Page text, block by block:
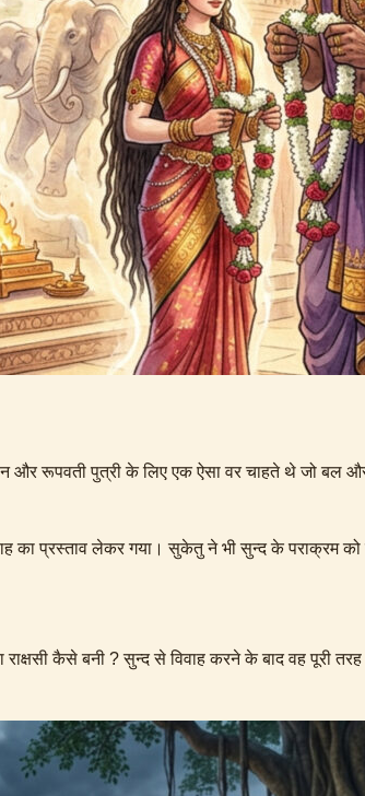
और रूपवती पुत्री के लिए एक ऐसा वर चाहते थे जो
प्रस्ताव लेकर गया। सुकेतु ने भी सुन्द के पराक्रम को
कैसे बनी ? सुन्द से विवाह करने के बाद वह पूरी